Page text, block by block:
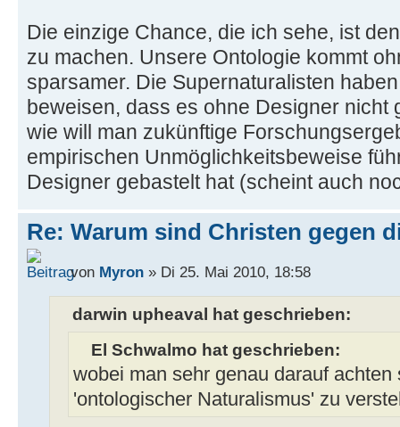
Die einzige Chance, die ich sehe, ist
zu machen. Unsere Ontologie kommt
sparsamer. Die Supernaturalisten
beweisen, dass es ohne Designer nicht
wie will man zukünftige
empirischen Unmöglichkeitsbeweise
Designer gebastelt hat (scheint auch
Re: Warum sind Christen gegen
von Myron » Di 25. Mai 2010, 18:58
darwin upheaval hat geschrieben:
El Schwalmo hat geschrieben:
wobei man sehr genau darauf achten
'ontologischer Naturalismus' zu